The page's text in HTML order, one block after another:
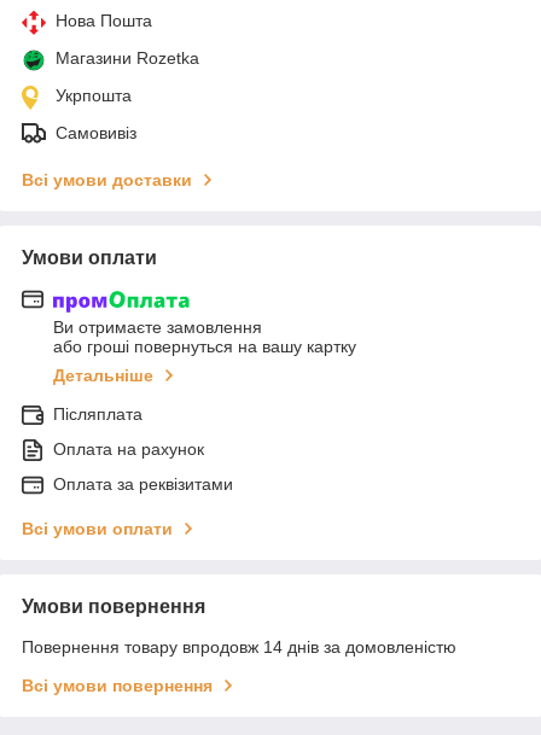
Нова Пошта
Магазини Rozetka
Укрпошта
Самовивіз
Всі умови доставки
Умови оплати
Ви отримаєте замовлення
або гроші повернуться на вашу картку
Детальніше
Післяплата
Оплата на рахунок
Оплата за реквізитами
Всі умови оплати
Умови повернення
Повернення товару впродовж 14 днів за домовленістю
Всі умови повернення